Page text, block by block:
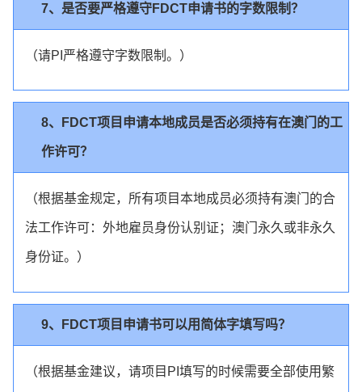
7、是否要严格遵守FDCT申请书的字数限制？
（请PI严格遵守字数限制。）
8、FDCT项目申请本地成员是否必须持有在澳门的工
作许可？
（根据基金规定，所有项目本地成员必须持有澳门的合
法工作许可：外地雇员身份认别证；澳门永久或非永久
身份证。）
9、FDCT项目申请书可以用简体字填写吗？
（根据基金建议，请项目PI填写的时候需要全部使用繁